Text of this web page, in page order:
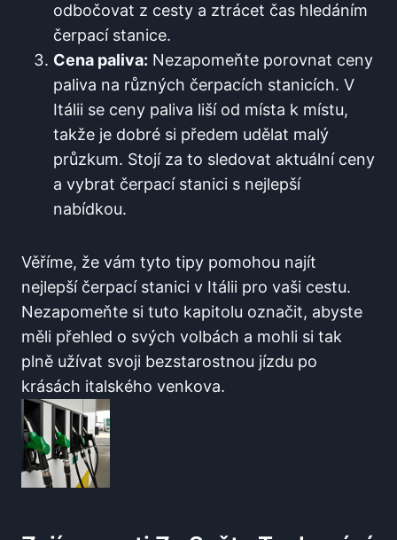
odbočovat z cesty a ztrácet čas‌ hledáním
čerpací stanice.
Cena paliva: Nezapomeňte porovnat ceny
​paliva na ⁤různých čerpacích stanicích. V
Itálii se ceny paliva liší od místa k místu,
takže je dobré⁤ si předem udělat malý
průzkum. Stojí⁢ za to sledovat aktuální ceny​
a vybrat čerpací‌ stanici s nejlepší
nabídkou.
Věříme, že vám tyto tipy⁣ pomohou najít
nejlepší čerpací stanici v Itálii pro vaši ⁤cestu.
Nezapomeňte si tuto kapitolu označit, abyste
měli přehled o svých volbách a mohli si tak
⁢plně užívat svoji bezstarostnou jízdu po
krásách italského venkova.